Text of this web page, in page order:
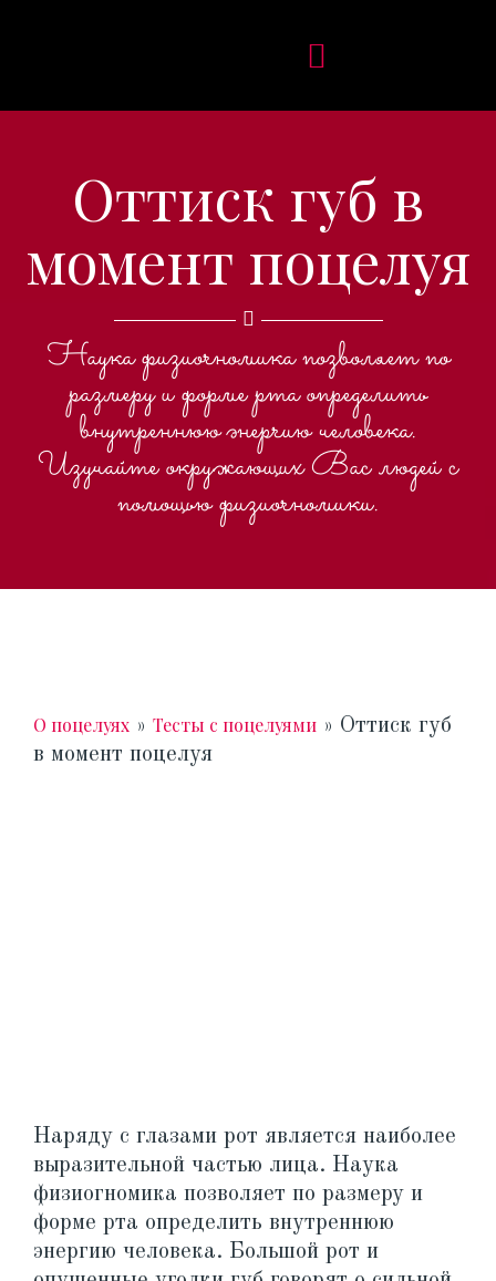
Оттиск губ в
момент поцелуя
Наука физиогномика позволяет по
размеру и форме рта определить
внутреннюю энергию человека.
Изучайте окружающих Вас людей с
помощью физиогномики.
О поцелуях » Тесты с поцелуями » Оттиск губ
в момент поцелуя
Наряду с глазами рот является наиболее
выразительной частью лица. Наука
физиогномика позволяет по размеру и
форме рта определить внутреннюю
энергию человека. Большой рот и